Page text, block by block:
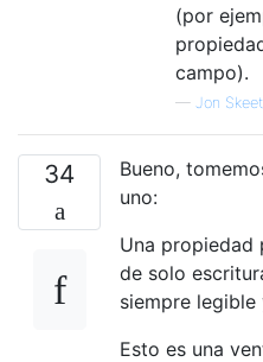
(por
campo).
— Jon Skeet
34
Bueno,
uno:
Una propiedad
de solo
siempre legible
Esto es una